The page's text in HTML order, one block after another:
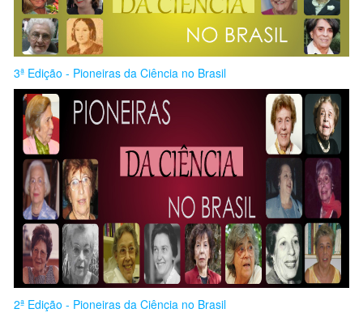
3ª Edição - Pioneiras da Ciência no Brasil
2ª Edição - Pioneiras da Ciência no Brasil